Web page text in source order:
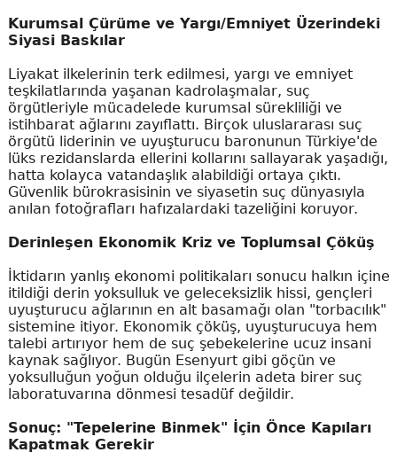
Kurumsal Çürüme ve Yargı/Emniyet Üzerindeki
Siyasi Baskılar
Liyakat ilkelerinin terk edilmesi, yargı ve emniyet
teşkilatlarında yaşanan kadrolaşmalar, suç
örgütleriyle mücadelede kurumsal sürekliliği ve
istihbarat ağlarını zayıflattı. Birçok uluslararası suç
örgütü liderinin ve uyuşturucu baronunun Türkiye'de
lüks rezidanslarda ellerini kollarını sallayarak yaşadığı,
hatta kolayca vatandaşlık alabildiği ortaya çıktı.
Güvenlik bürokrasisinin ve siyasetin suç dünyasıyla
anılan fotoğrafları hafızalardaki tazeliğini koruyor.
Derinleşen Ekonomik Kriz ve Toplumsal Çöküş
İktidarın yanlış ekonomi politikaları sonucu halkın içine
itildiği derin yoksulluk ve geleceksizlik hissi, gençleri
uyuşturucu ağlarının en alt basamağı olan "torbacılık"
sistemine itiyor. Ekonomik çöküş, uyuşturucuya hem
talebi artırıyor hem de suç şebekelerine ucuz insani
kaynak sağlıyor. Bugün Esenyurt gibi göçün ve
yoksulluğun yoğun olduğu ilçelerin adeta birer suç
laboratuvarına dönmesi tesadüf değildir.
Sonuç: "Tepelerine Binmek" İçin Önce Kapıları
Kapatmak Gerekir